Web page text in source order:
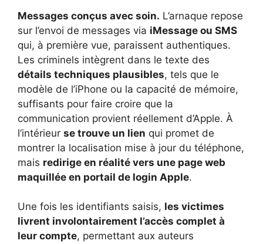
Messages conçus avec soin. L’arnaque repose
sur l’envoi de messages via iMessage ou SMS
qui, à première vue, paraissent authentiques.
Les criminels intègrent dans le texte des
détails techniques plausibles, tels que le
modèle de l’iPhone ou la capacité de mémoire,
suffisants pour faire croire que la
communication provient réellement d’Apple. À
l’intérieur se trouve un lien qui promet de
montrer la localisation mise à jour du téléphone,
mais redirige en réalité vers une page web
maquillée en portail de login Apple.
Une fois les identifiants saisis, les victimes
livrent involontairement l’accès complet à
leur compte, permettant aux auteurs